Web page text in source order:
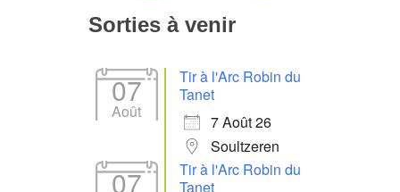
Sorties à venir
07
Août
Tir à l'Arc Robin du
Tanet
7 Août 26
Soultzeren
07
Tir à l'Arc Robin du
Tanet